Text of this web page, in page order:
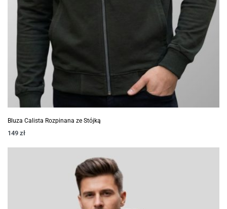
Bluza Calista Rozpinana ze Stójką
149 zł